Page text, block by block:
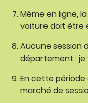
Même en ligne,
voiture doit être
Aucune session
département : je
En cette période
marché de